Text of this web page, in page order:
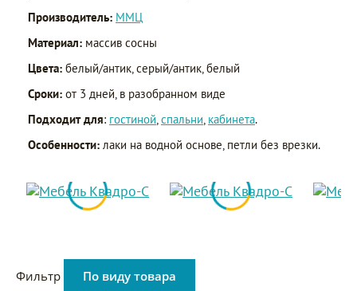
Производитель: ММЦ
Материал: массив сосны
Цвета: белый/антик, серый/антик, белый
Сроки: от 3 дней, в разобранном виде
Подходит для: гостиной спальни кабинета.
Особенности: лаки на водной основе, петли без врезки.
Фильтр По виду товара